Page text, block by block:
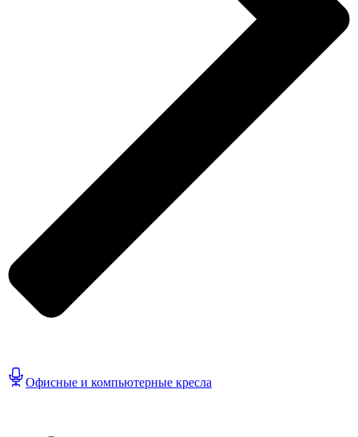
Офисные и компьютерные кресла